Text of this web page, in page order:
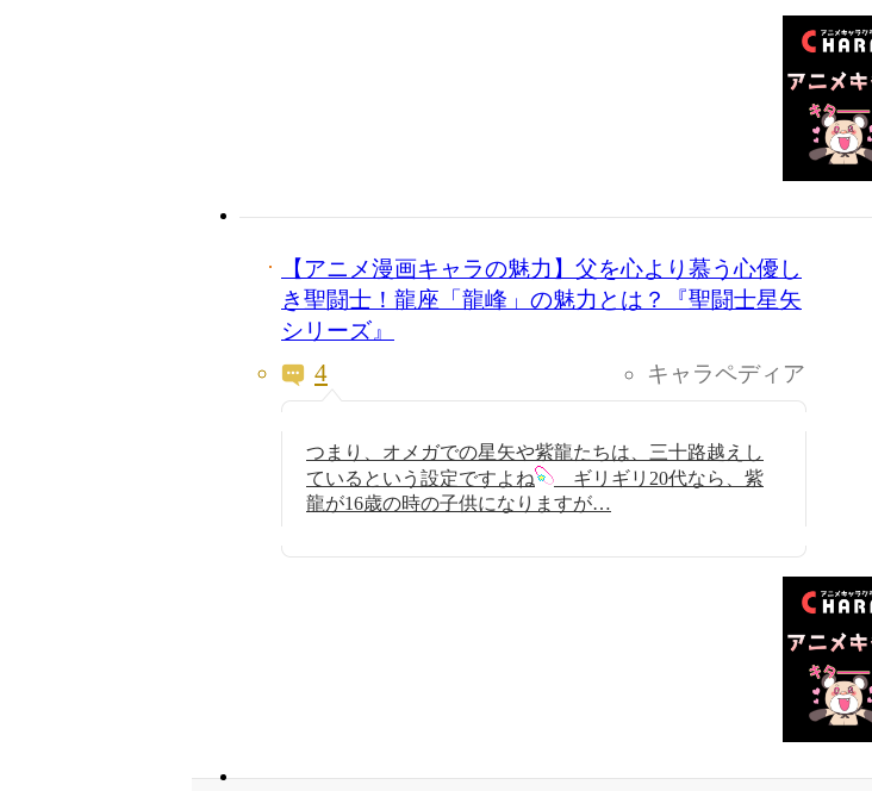
【アニメ漫画キャラの魅力】父を心より慕う心優し
き聖闘士！龍座「龍峰」の魅力とは？『聖闘士星矢
シリーズ』
キャラペディア
4
つまり、オメガでの星矢や紫龍たちは、三十路越えし
ているという設定ですよね
ギリギリ20代なら、紫
龍が16歳の時の子供になりますが…